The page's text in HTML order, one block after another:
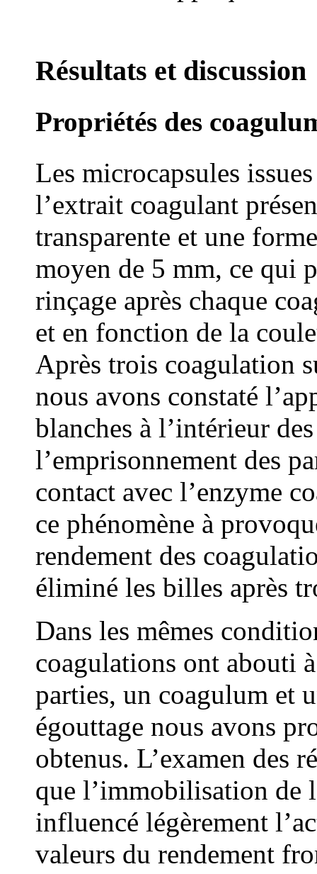
Résultats et discussion
Propriétés des
Les microcapsules
l’extrait coagulant
transparente et une
moyen de 5 mm, ce qui
rinçage après chaque
et en fonction de la
Après trois coagulation
nous avons constaté
blanches à l’intérieur
l’emprisonnement des
contact avec l’enzyme
ce phénomène à
rendement des
éliminé les billes après
Dans les mêmes
coagulations ont abouti
parties, un coagulum et
égouttage nous avons
obtenus. L’examen des
que l’immobilisation de
influencé légèrement
valeurs du rendement